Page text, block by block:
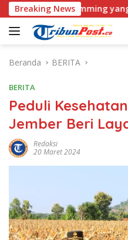
Langsung
ke
konten
Breaking News
yang Kian
Beranda BERITA
BERITA
Peduli
Jember Beri
Redaksi
20 Maret 2024